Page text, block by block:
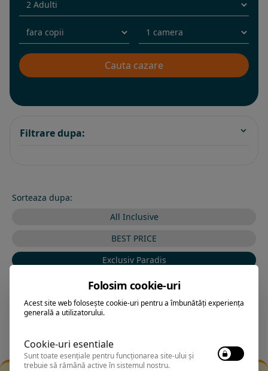
Filtrare dupa:
Sorteaza dupa:
All Inclusive
BEST PRICE
Exclusiv Paradis
Stele 1-5
Stele 5-1
Folosim cookie-uri
Acest site web folosește cookie-uri pentru a îmbunătăți experiența
generală a utilizatorului.
Cookie-uri esentiale
Sunt toate esențiale pentru funcționarea site-ului și
trebuie să rămână active în sistemul nostru.